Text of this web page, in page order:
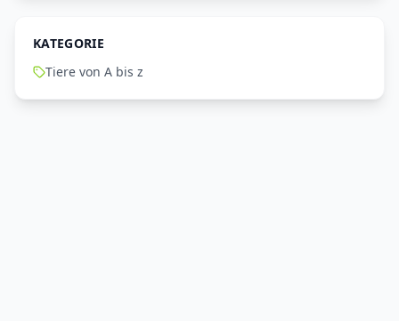
KATEGORIE
Tiere von A bis z